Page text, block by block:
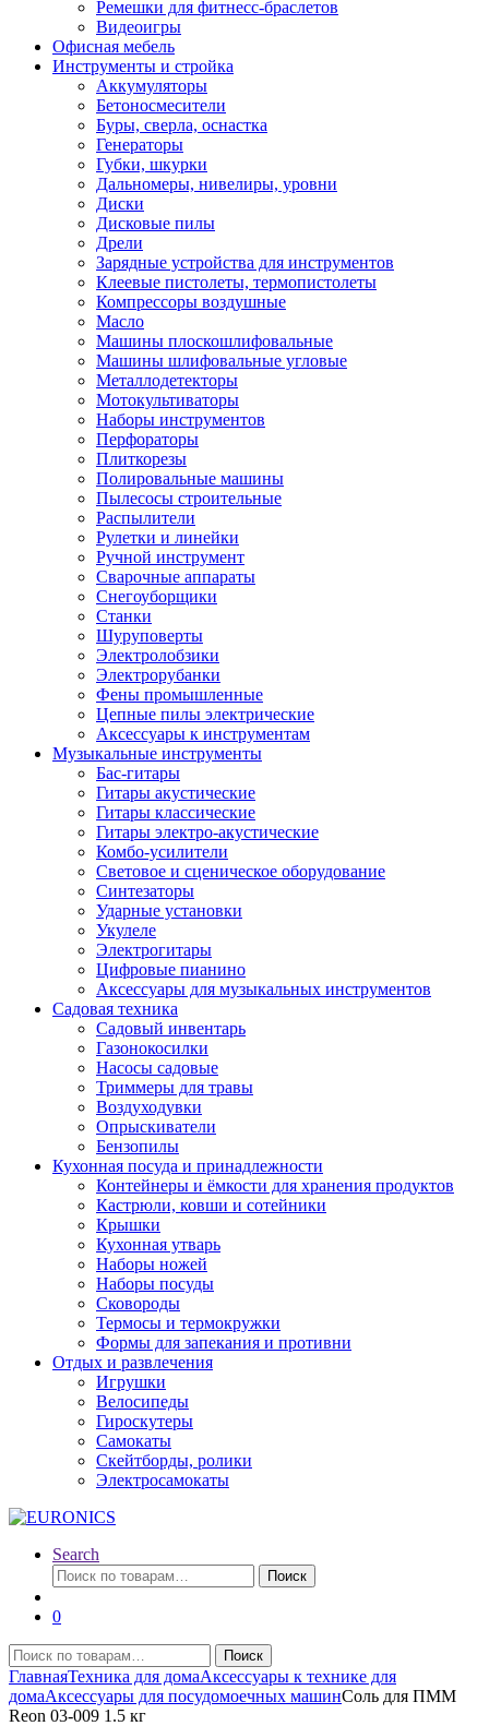
Ремешки для фитнесс-браслетов
Видеоигры
Офисная мебель
Инструменты и стройка
Аккумуляторы
Бетоносмесители
Буры, сверла, оснастка
Генераторы
Губки, шкурки
Дальномеры, нивелиры, уровни
Диски
Дисковые пилы
Дрели
Зарядные устройства для инструментов
Клеевые пистолеты, термопистолеты
Компрессоры воздушные
Масло
Машины плоскошлифовальные
Машины шлифовальные угловые
Металлодетекторы
Мотокультиваторы
Наборы инструментов
Перфораторы
Плиткорезы
Полировальные машины
Пылесосы строительные
Распылители
Рулетки и линейки
Ручной инструмент
Сварочные аппараты
Снегоуборщики
Станки
Шуруповерты
Электролобзики
Электрорубанки
Фены промышленные
Цепные пилы электрические
Аксессуары к инструментам
Музыкальные инструменты
Бас-гитары
Гитары акустические
Гитары классические
Гитары электро-акустические
Комбо-усилители
Световое и сценическое оборудование
Синтезаторы
Ударные установки
Укулеле
Электрогитары
Цифровые пианино
Аксессуары для музыкальных инструментов
Садовая техника
Садовый инвентарь
Газонокосилки
Насосы садовые
Триммеры для травы
Воздуходувки
Опрыскиватели
Бензопилы
Кухонная посуда и принадлежности
Контейнеры и ёмкости для хранения продуктов
Кастрюли, ковши и сотейники
Крышки
Кухонная утварь
Наборы ножей
Наборы посуды
Сковороды
Термосы и термокружки
Формы для запекания и противни
Отдых и развлечения
Игрушки
Велосипеды
Гироскутеры
Самокаты
Скейтборды, ролики
Электросамокаты
Search
Искать:
Поиск
0
Искать:
Поиск
ГлавнаяТехника для домаАксессуары к технике для
домаАксессуары для посудомоечных машинСоль для ПММ
Reon 03-009 1.5 кг